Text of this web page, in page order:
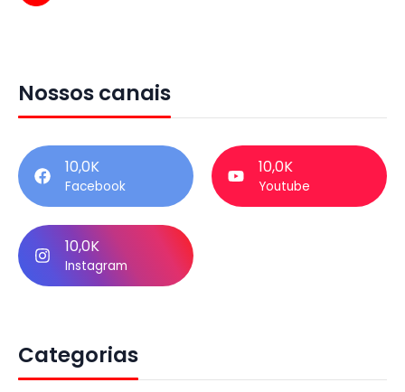
Nossos canais
10,0K
Facebook
10,0K
Youtube
10,0K
Instagram
Categorias